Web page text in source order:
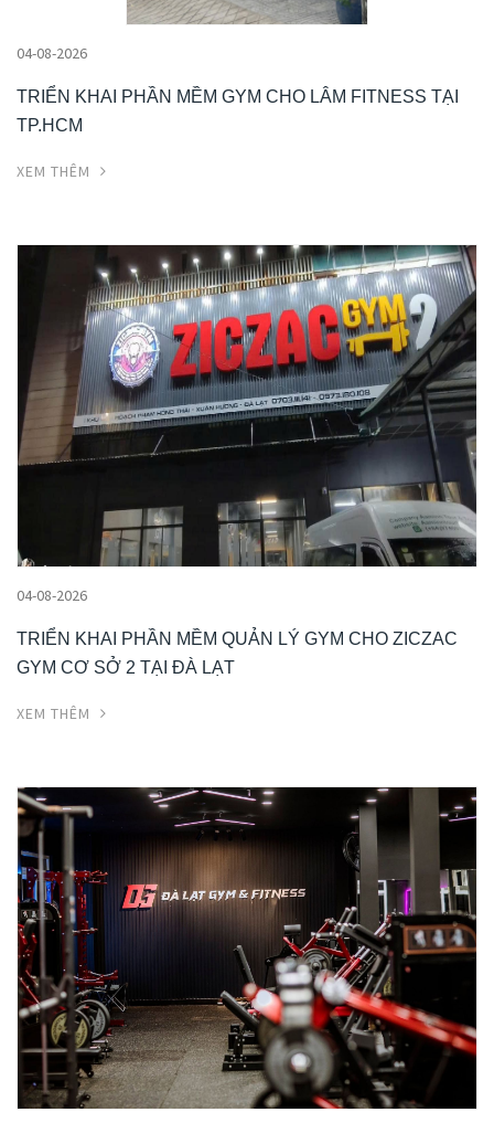
04-08-2026
TRIỂN KHAI PHẦN MỀM GYM CHO LÂM FITNESS TẠI
TP.HCM
XEM THÊM
04-08-2026
TRIỂN KHAI PHẦN MỀM QUẢN LÝ GYM CHO ZICZAC
GYM CƠ SỞ 2 TẠI ĐÀ LẠT
XEM THÊM